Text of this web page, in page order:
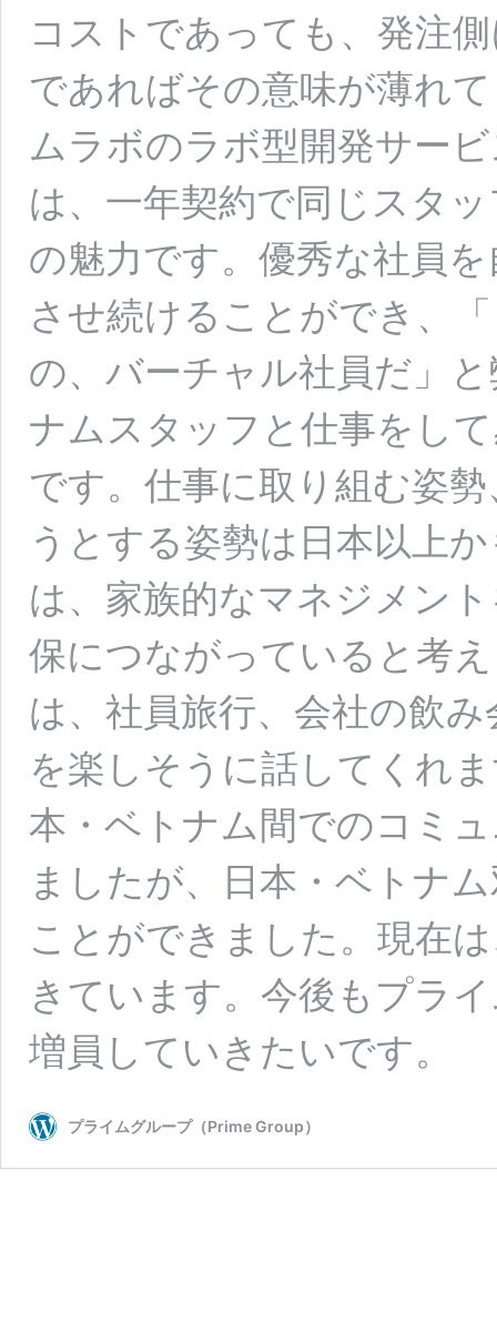
コストであっても、発注
であればその意味が薄れ
ムラボのラボ型開発サー
は、一年契約で同じスタ
の魅力です。優秀な社員
させ続けることができ、
の、バーチャル社員だ」
ナムスタッフと仕事をし
です。仕事に取り組む姿
うとする姿勢は日本以上
は、家族的なマネジメン
保につながっていると考
は、社員旅行、会社の飲
を楽しそうに話してくれ
本・ベトナム間でのコミ
ましたが、日本・ベトナ
ことができました。現在
きています。今後もプラ
増員していきたいです。
プライムグループ（Prime Group）